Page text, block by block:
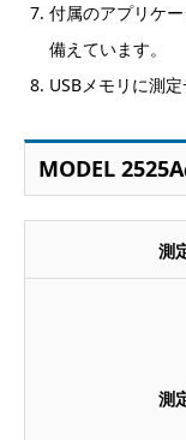
付属のアプリケ
備えています。
USBメモリに測
MODEL
測
測